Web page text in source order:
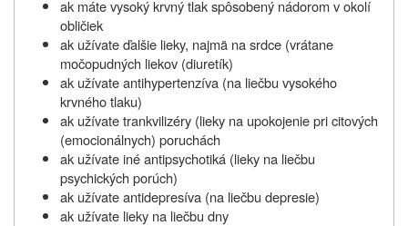
ak máte vysoký krvný tlak spôsobený nádorom v okolí
obličiek
ak užívate ďalšie lieky, najmä na srdce (vrátane
močopudných liekov (diuretík)
ak užívate antihypertenzíva (na liečbu vysokého
krvného tlaku)
ak užívate trankvilizéry (lieky na upokojenie pri citových
(emocionálnych) poruchách
ak užívate iné antipsychotiká (lieky na liečbu
psychických porúch)
ak užívate antidepresíva (na liečbu depresie)
ak užívate lieky na liečbu dny